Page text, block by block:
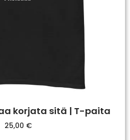
korjata sitä | T-paita
25,00 €